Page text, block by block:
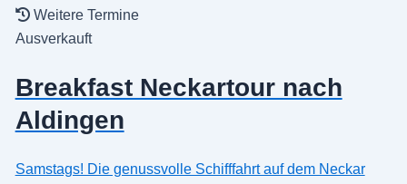
Weitere Termine
Ausverkauft
Breakfast Neckartour nach
Aldingen
Samstags! Die genussvolle Schifffahrt auf dem Neckar